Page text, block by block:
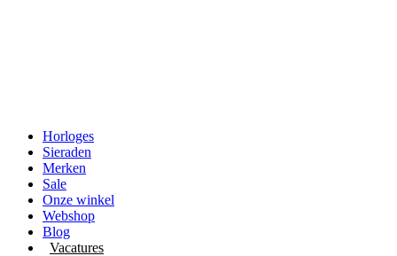
Horloges
Sieraden
Merken
Sale
Onze winkel
Webshop
Blog
Vacatures